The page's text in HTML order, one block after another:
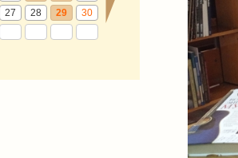
27 28 29
30